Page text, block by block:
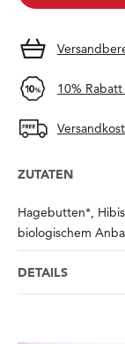
10%
ZUTATEN
Hagebutten*,
biologischem
DETAILS